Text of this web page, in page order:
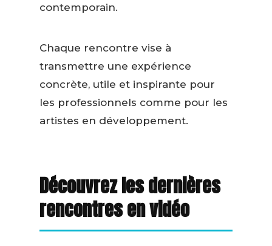
contemporain.
Chaque rencontre vise à
transmettre une expérience
concrète, utile et inspirante pour
les professionnels comme pour les
artistes en développement.
Découvrez les dernières
rencontres en vidéo